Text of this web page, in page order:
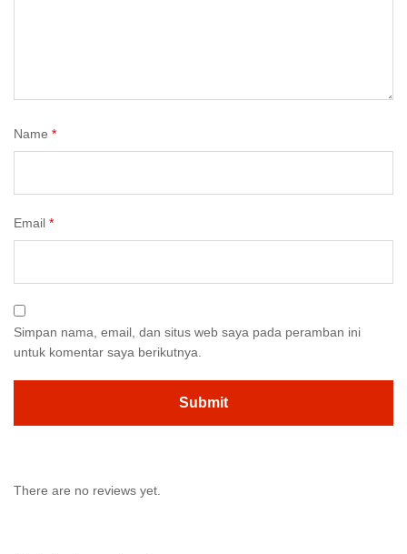
Name *
Email *
Simpan nama, email, dan situs web saya pada peramban ini
untuk komentar saya berikutnya.
There are no reviews yet.